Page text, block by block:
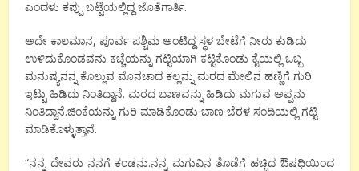
ಎಂದಳು ಕಪ್ಪು ಬಟ್ಟೆಯಲ್ಲಿದ್ದ ಜೊತೆಗಾರ್ತಿ.
ಅದೇ ಕಾಲಮಾನ, ಪೂರ್ವ ಪಶ್ಚಿಮ ಅಂಟಿದ್ದ ಸ್ಥಳ ಬೇಟೆಗೆ ನೀರು ಕುಡಿದು
ಉಳಿದುಕೊಂಡವನು ಕಚ್ಚೆಯನ್ನು ಗಟ್ಟಿಯಾಗಿ ಕಟ್ಟಿಕೊಂಡು ಕೈಯಲ್ಲಿ ಒಬ್ಬ
ಮನುಷ್ಯನನ್ನ ಕೊಲ್ಲುವ ಮೊನಚಾದ ಕಲ್ಲನ್ನು ಮರದ ಮೇಲಿನ ಹಣ್ಣಿಗೆ ಗುರಿ
ಇಟ್ಟು ಹಿಡಿದು ನಿಂತಿದ್ದಾನೆ. ಮರದ ಬಾಣವನ್ನು ಹಿಡಿದು ಮಗುವ ಅಪ್ಪನು
ನಿಂತಿದ್ದಾನೆ.ಜಿಂಕೆಯನ್ನು ಗುರಿ ಮಾಡಿಕೊಂಡು ಬಾಣ ಬೆರಳ ಸಂದಿಯಲ್ಲಿ ಗಟ್ಟಿ
ಮಾಡಿಕೊಳ್ಳುತ್ತಾನೆ.
“ನನ್ನ ದೇವರು ನನಗೆ ಕಂಡನು.ನನ್ನ ಮಗುವಿನ ತೊಡೆಗೆ ಹಚ್ಚಿದ ಔಷಧಿಯಿಂದ